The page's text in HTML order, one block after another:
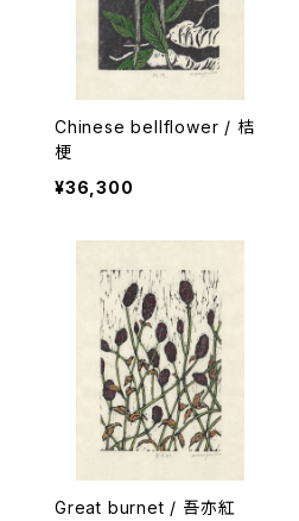
Chinese bellflower / 桔
梗
¥36,300
Great burnet / 吾亦紅